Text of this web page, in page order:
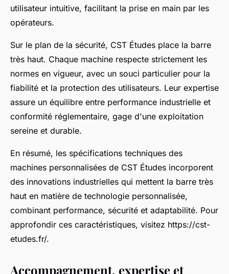
utilisateur intuitive, facilitant la prise en main par les
opérateurs.
Sur le plan de la sécurité, CST Études place la barre
très haut. Chaque machine respecte strictement les
normes en vigueur, avec un souci particulier pour la
fiabilité et la protection des utilisateurs. Leur expertise
assure un équilibre entre performance industrielle et
conformité réglementaire, gage d'une exploitation
sereine et durable.
En résumé, les spécifications techniques des
machines personnalisées de CST Études incorporent
des innovations industrielles qui mettent la barre très
haut en matière de technologie personnalisée,
combinant performance, sécurité et adaptabilité. Pour
approfondir ces caractéristiques, visitez https://cst-
etudes.fr/.
Accompagnement, expertise et